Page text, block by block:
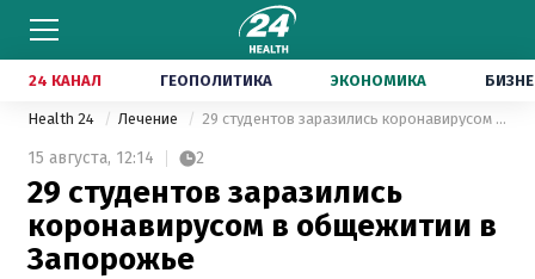
24 КАНАЛ ГЕОПОЛИТИКА ЭКОНОМИКА
Health 24 Лечение 29 студентов заразились коронавирусом в общежитии в Запорожье
15 августа, 12:14 2
29 студентов заразились
коронавирусом в общежитии в
Запорожье